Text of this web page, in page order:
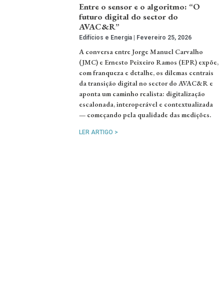
Entre o sensor e o algoritmo: “O
futuro digital do sector do
AVAC&R”
Edifícios e Energia Fevereiro 25, 2026
A conversa entre Jorge Manuel Carvalho
(JMC) e Ernesto Peixeiro Ramos (EPR) expõe,
com franqueza e detalhe, os dilemas centrais
da transição digital no sector do AVAC&R e
aponta um caminho realista: digitalização
escalonada, interoperável e contextualizada
— começando pela qualidade das medições.
LER ARTIGO >